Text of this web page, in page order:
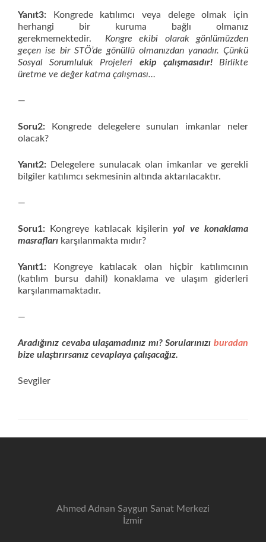
Yanıt3:
Kongrede katılımcı veya delege olmak için
herhangi bir kuruma bağlı olmanız
gerekmemektedir. Kongre ekibi olarak gönlümüzden
geçen ise bir STÖ’de gönüllü olmanızdan yanadır. Çünkü
Sosyal Sorumluluk Projeleri ekip çalışmasıdır!Birlikte
üretme ve değer katma çalışması…
—
Soru2: Kongrede delegelere sunulan imkanlar neler
olacak?
Yanıt2: Delegelere sunulacak olan imkanlar ve gerekli
bilgiler katılımcı sekmesinin altında aktarılacaktır.
—
Soru1: Kongreye katılacak kişilerin yol ve konaklama
masrafları karşılanmakta mıdır?
Yanıt1: Kongreye katılacak olan hiçbir katılımcının
(katılım bursu dahil) konaklama ve ulaşım giderleri
karşılanmamaktadır.
—
Aradığınız cevaba ulaşamadınız mı? Sorularınızı buradan
bize ulaştırırsanız cevaplaya çalışacağız.
Sevgiler
Ahmed Adnan Saygun Sanat Merkezi
İzmir